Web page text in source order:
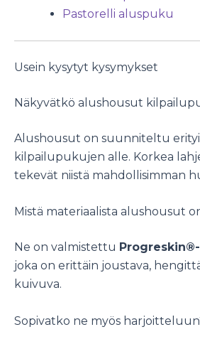
Pastorelli aluspuku
Usein kysytyt kysymykset
Näkyvätkö alushousut
Alushousut on suunniteltu
kilpailupukujen alle. Korkea
tekevät niistä mahdollisimman
Mistä materiaalista alushousut
Ne on valmistettu
joka on erittäin joustava,
kuivuva.
Sopivatko ne myös